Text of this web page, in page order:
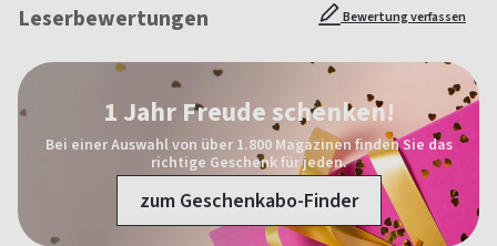
Leserbewertungen Bewertung verfassen
1 Jahr Freude schenken!
Bei einer Auswahl von über 1.800 Magazinen finden Sie das
richtige Geschenk für jeden.
zum Geschenkabo-Finder